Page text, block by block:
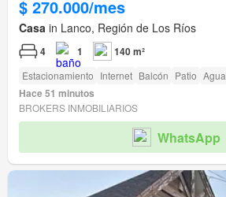
$ 270.000/mes
Casa in Lanco, Región de Los Ríos
4 1 140 m²
Estacionamiento Internet Balcón Patio Agua
Hace 51 minutos
BROKERS INMOBILIARIOS
WhatsApp